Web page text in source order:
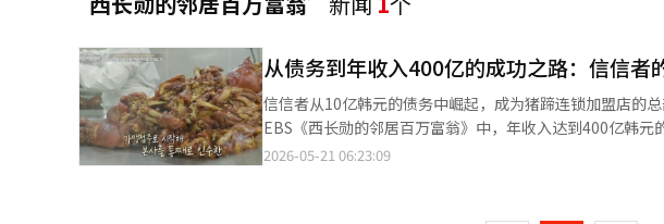
从债务到年收入400亿的成功之路：信信者
信信者从10亿韩元的债务中崛起，成为猪蹄连锁加盟店的总部主席
EBS《西长勋的邻居百万富翁》中，年收入达到400亿韩
故事。节目将展示在2万坪规模的超大型“全能工厂”中进
2026-05-21 06:23:09